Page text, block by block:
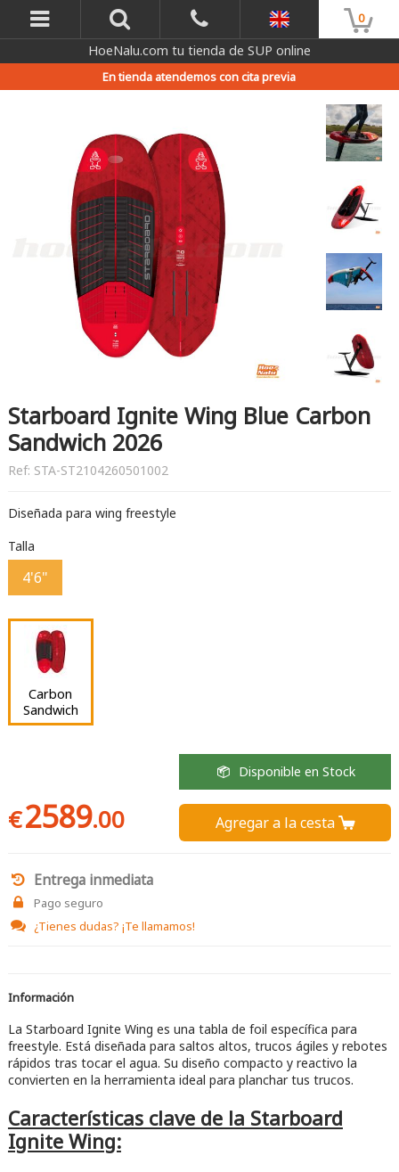
0
HoeNalu.com tu tienda de SUP online
En tienda atendemos con cita previa
Starboard Ignite Wing Blue Carbon
Sandwich 2026
Ref: STA-ST2104260501002
Diseñada para wing freestyle
Talla
4'6"
Carbon
Sandwich
€2589.00
Disponible en Stock
Agregar a la cesta 
Entrega inmediata
Pago seguro
¿Tienes dudas? ¡Te llamamos!
Información
La Starboard Ignite Wing es una tabla de foil específica para
freestyle. Está diseñada para saltos altos, trucos ágiles y rebotes
rápidos tras tocar el agua. Su diseño compacto y reactivo la
convierten en la herramienta ideal para planchar tus trucos.
Características clave de la Starboard
Ignite Wing: